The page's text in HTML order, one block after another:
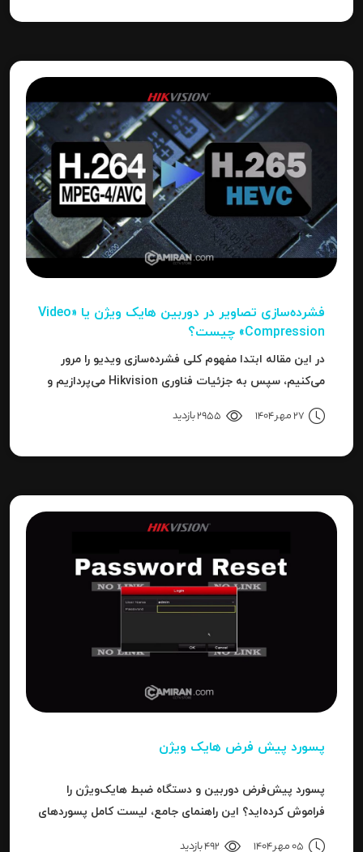
فشرده‌سازی تصاویر در دوربین‌ هایک ویژن یا «Video
Compression» چیست؟
در این مقاله ابتدا مفهوم کلی فشرده‌سازی ویدیو را مرور
می‌کنیم، سپس به جزئیات فناوری Hikvision می‌پردازیم و
نتیجه می‌رسیم.
27 مهر 1404 2955 بازدید
پسورد پیش فرض هایک ویژن
پسورد پیش‌فرض دوربین و دستگاه ضبط هایک‌ویژن را
فراموش کرده‌اید؟ این راهنمای جامع، لیست کامل پسوردهای
05 مهر 1404 492 بازدید